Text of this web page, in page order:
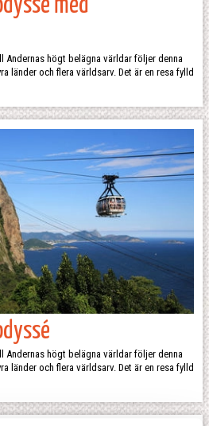
med
Andernas högt belägna världar följer denna
länder och flera världsarv. Det är en resa fylld
Andernas högt belägna världar följer denna
länder och flera världsarv. Det är en resa fylld